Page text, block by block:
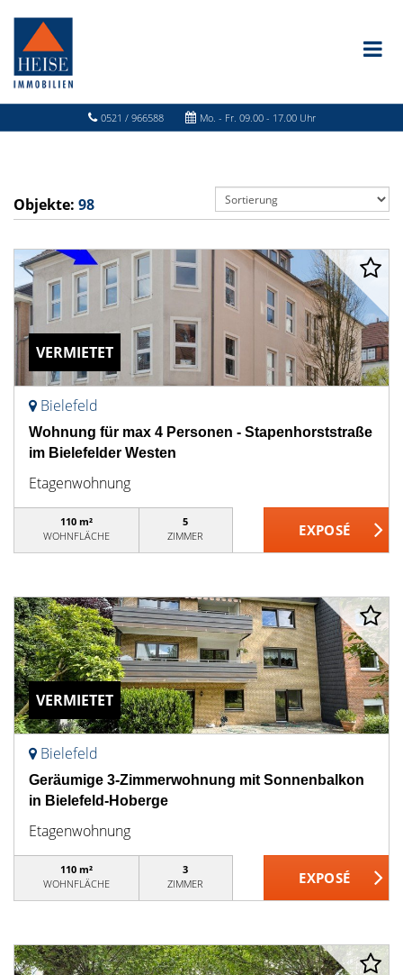
0521 / 966588 Mo. - Fr. 09.00 - 17.00 Uhr
Objekte: 98
VERMIETET
Bielefeld
Wohnung für max 4 Personen - Stapenhorststraße
im Bielefelder Westen
Etagenwohnung
110 m²
WOHNFLÄCHE
5
ZIMMER
VERMIETET
Bielefeld
Geräumige 3-Zimmerwohnung mit Sonnenbalkon
in Bielefeld-Hoberge
Etagenwohnung
110 m²
WOHNFLÄCHE
3
ZIMMER